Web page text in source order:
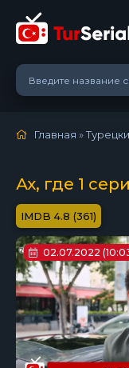
Главная »
Ах, где 1
4.8 (361)
02.07.2022